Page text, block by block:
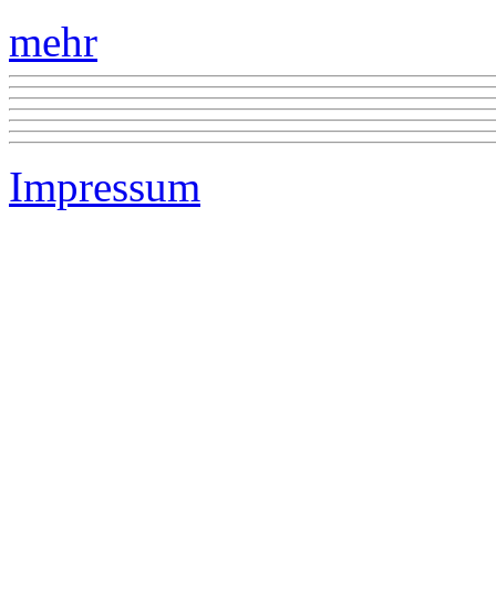
mehr
Impressum